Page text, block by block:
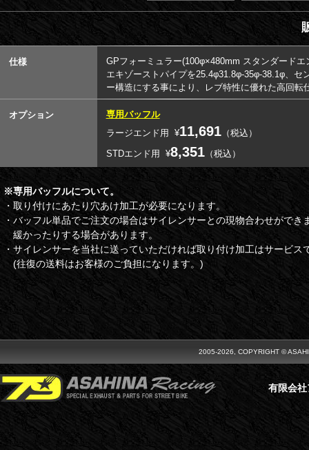
仕様
GPフォーミュラー(100φ×480mm スタンダードエ
エキゾーストパイプを25.4φ31.8φ-35φ-38.1φ、セ
ー構造にする事により、レブ特性に優れた高回転
オプション
専用バッフル
ラージエンド用
¥11,691（税込）
STDエンド用
¥8,351（税込）
※専用バッフルについて。
・取り付けにあたり穴あけ加工が必要になります。
・バッフル単品でご注文の場合はサイレンサーとの現物合わせがで
緩かったりする場合があります。
・サイレンサーを当社に送っていただければ取り付け加工はサービス
(往復の送料はお客様のご負担になります。)
2005-2026, COPYRIGHT ©
有限会